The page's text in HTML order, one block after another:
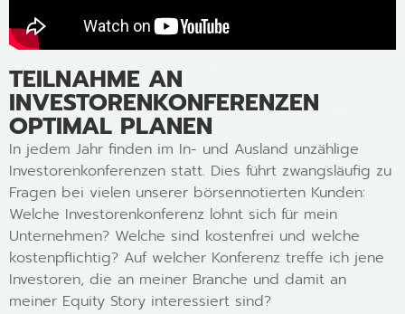
TEILNAHME AN
INVESTORENKONFERENZEN
OPTIMAL PLANEN
In jedem Jahr finden im In- und Ausland unzählige
Investorenkonferenzen statt. Dies führt zwangsläufig zu
Fragen bei vielen unserer börsennotierten Kunden:
Welche Investorenkonferenz lohnt sich für mein
Unternehmen? Welche sind kostenfrei und welche
kostenpflichtig? Auf welcher Konferenz treffe ich jene
Investoren, die an meiner Branche und damit an
meiner Equity Story interessiert sind?